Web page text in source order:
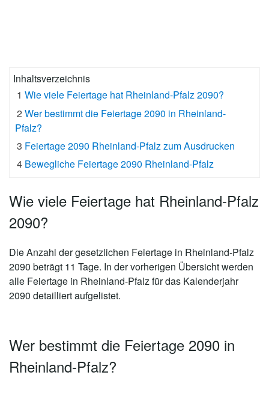
Inhaltsverzeichnis
1 Wie viele Feiertage hat Rheinland-Pfalz 2090?
2 Wer bestimmt die Feiertage 2090 in Rheinland-
Pfalz?
3 Feiertage 2090 Rheinland-Pfalz zum Ausdrucken
4 Bewegliche Feiertage 2090 Rheinland-Pfalz
Wie viele Feiertage hat Rheinland-Pfalz
2090?
Die Anzahl der gesetzlichen Feiertage in Rheinland-Pfalz
2090 beträgt 11 Tage. In der vorherigen Übersicht werden
alle Feiertage in Rheinland-Pfalz für das Kalenderjahr
2090 detailliert aufgelistet.
Wer bestimmt die Feiertage 2090 in
Rheinland-Pfalz?